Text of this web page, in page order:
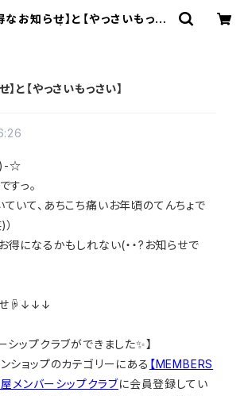
なお知らせ】と【やっさいもっさ
と【やっさいもっさい】
)-☆
すっ。
いて、あちこち痛いお年頃のてんちょで
得になるかもしれない(・・?お知らせで
せ☟↓↓↓
シップクラブができました✨】
ショップのカテゴリーにある 【MEMBERS
メンバーシップクラブに会員登録してい